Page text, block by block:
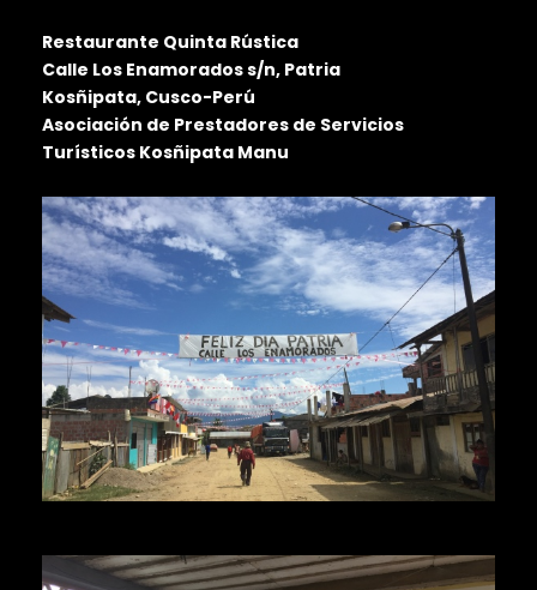
Restaurante Quinta Rústica
Calle Los Enamorados s/n, Patria
Kosñipata, Cusco-Perú
Asociación de Prestadores de Servicios
Turísticos Kosñipata Manu